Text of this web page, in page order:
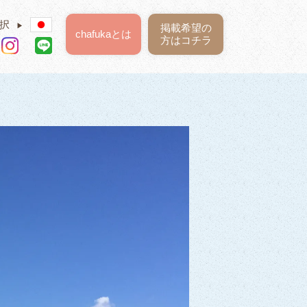
▶
掲載希望の
方はコチラ
chafukaとは